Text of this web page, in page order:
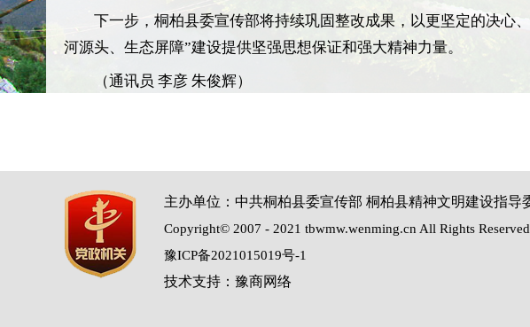
下一步，桐柏县委宣传部将持续巩固整改成果，以更坚定的决心
河源头、生态屏障”建设提供坚强思想保证和强大精神力量。
（通讯员 李彦 朱俊辉）
主办单位：中共桐柏县委宣传部 桐柏县精神文明建设指导
Copyright© 2007 - 2021 tbwmw.wenming.cn All Rights Reserved
豫ICP备2021015019号-1
技术支持：豫商网络